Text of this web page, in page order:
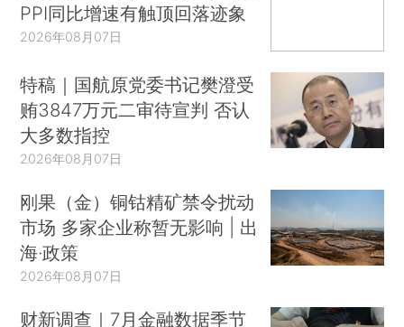
PPI同比增速有触顶回落迹象
2026年08月07日
特稿｜国航原党委书记樊澄受
贿3847万元二审待宣判 否认
大多数指控
2026年08月07日
刚果（金）铜钴精矿禁令扰动
市场 多家企业称暂无影响 | 出
海·政策
2026年08月07日
财新调查｜7月金融数据季节